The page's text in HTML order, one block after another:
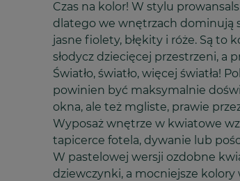
Czas na kolor! W stylu
dlatego we wnętrzach dominują
jasne fiolety, błękity i róże. Są
słodycz dziecięcej przestrzeni, a
Światło, światło, więcej światła!
powinien być maksymalnie
okna, ale też mgliste, prawie
Wyposaż wnętrze w kwiatowe
tapicerce fotela, dywanie lub
W pastelowej wersji ozdobne
dziewczynki, a mocniejsze kolory